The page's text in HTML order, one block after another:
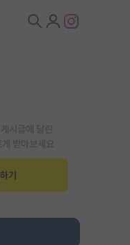
시글에 달린
받아보세요
기